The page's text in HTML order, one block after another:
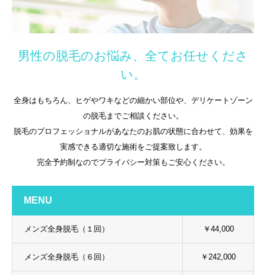
男性の脱毛のお悩み、全てお任せくださ
い。
全身はもちろん、ヒゲやワキなどの細かい部位や、デリケートゾーン
の脱毛までご相談ください。
脱毛のプロフェッショナルがあなたのお肌の状態に合わせて、効果を
実感できる適切な施術をご提案致します。
完全予約制なのでプライバシー対策もご安心ください。
MENU
メンズ全身脱毛（１回） ￥44,000
メンズ全身脱毛（６回） ￥242,000